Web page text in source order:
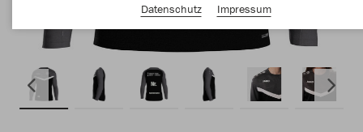
Datenschutz
Impressum